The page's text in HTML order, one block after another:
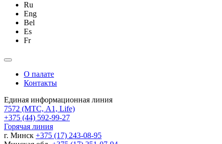
Ru
Eng
Bel
Es
Fr
О палате
Контакты
Единая информационная линия
7572 (МТС, A1, Life)
+375 (44) 592-99-27
Горячая линия
г. Минск +375 (17) 243-08-95